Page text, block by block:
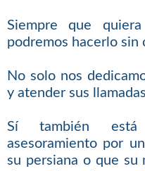
Siempre que
podremos hacerlo sin
No solo nos
y atender sus
Sí también
asesoramiento por
su persiana o que su